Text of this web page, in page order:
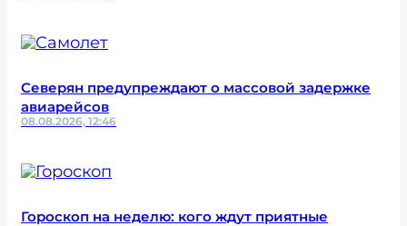
Северян предупреждают о массовой задержке
авиарейсов
08.08.2026, 12:46
Гороскоп на неделю: кого ждут приятные